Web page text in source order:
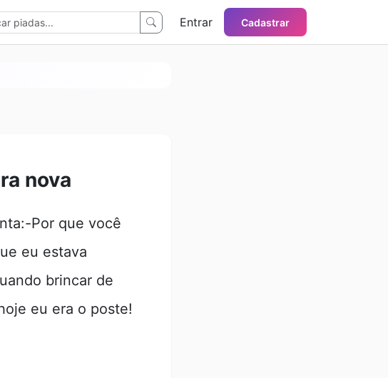
Entrar Cadastrar
nova
Por que você
eu estava
brincar de
eu era o poste!